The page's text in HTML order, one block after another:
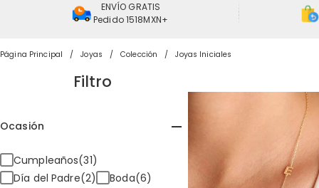
ENVÍO GRATIS
Pedido 1518MXN+
Página Principal Joyas Colección Joyas Iniciales
Filtro
Ocasión
Cumpleaños(31)
Día del Padre(2)
Boda(6)